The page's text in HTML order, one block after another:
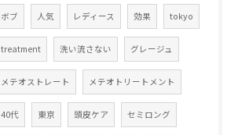
ボブ 人気 レディース 効果 tokyo
treatment 洗い流さない グレージュ
メテオストレート メテオトリートメント
40代 東京 頭皮ケア セミロング